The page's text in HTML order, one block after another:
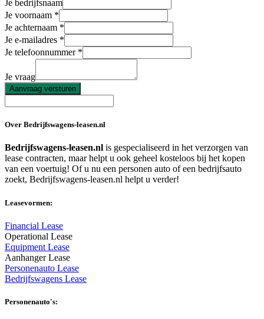
Je bedrijfsnaam
Je voornaam
Je achternaam
Je e-mailadres
Je telefoonnummer
Je vraag
Aanvraag versturen
Over Bedrijfswagens-leasen.nl
Bedrijfswagens-leasen.nl is gespecialiseerd in het verzorgen van
lease contracten, maar helpt u ook geheel kosteloos bij het kopen
van een voertuig! Of u nu een personen auto of een bedrijfsauto
zoekt, Bedrijfswagens-leasen.nl helpt u verder!
Leasevormen:
Financial Lease
Operational Lease
Equipment Lease
Aanhanger Lease
Personenauto Lease
Bedrijfswagens Lease
Personenauto's: